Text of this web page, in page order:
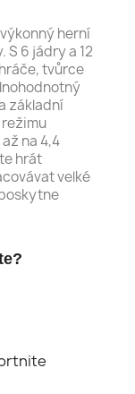
herní
6 jádry a 12
tvůrce
základní
na 4,4
hrát
velké